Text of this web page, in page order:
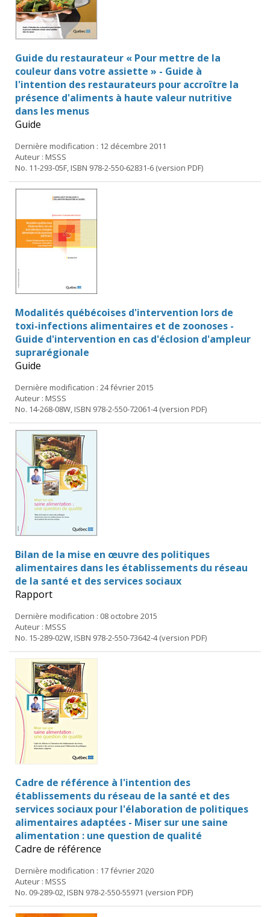
Guide du restaurateur « Pour mettre de la
couleur dans votre assiette » - Guide à
l'intention des restaurateurs pour accroître la
présence d'aliments à haute valeur nutritive
dans les menus
Guide
Dernière modification : 12 décembre 2011
Auteur : MSSS
No. 11-293-05F, ISBN 978-2-550-62831-6 (version PDF)
Modalités québécoises d'intervention lors de
toxi-infections alimentaires et de zoonoses -
Guide d'intervention en cas d'éclosion d'ampleur
suprarégionale
Guide
Dernière modification : 24 février 2015
Auteur : MSSS
No. 14-268-08W, ISBN 978-2-550-72061-4 (version PDF)
Bilan de la mise en œuvre des politiques
alimentaires dans les établissements du réseau
de la santé et des services sociaux
Rapport
Dernière modification : 08 octobre 2015
Auteur : MSSS
No. 15-289-02W, ISBN 978-2-550-73642-4 (version PDF)
Cadre de référence à l'intention des
établissements du réseau de la santé et des
services sociaux pour l'élaboration de politiques
alimentaires adaptées - Miser sur une saine
alimentation : une question de qualité
Cadre de référence
Dernière modification : 17 février 2020
Auteur : MSSS
No. 09-289-02, ISBN 978-2-550-55971 (version PDF)